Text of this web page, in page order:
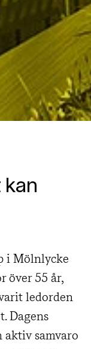
kan
i Mölnlycke
över 55 år,
ledorden
Dagens
aktiv samvaro